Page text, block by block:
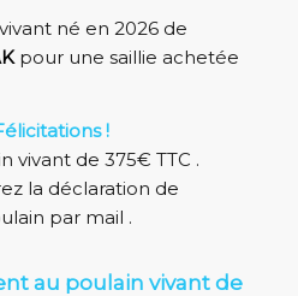
né en 2026 de
pour une saillie achetée
!
vivant de 375€ TTC .
la déclaration de
par mail .
au poulain vivant de